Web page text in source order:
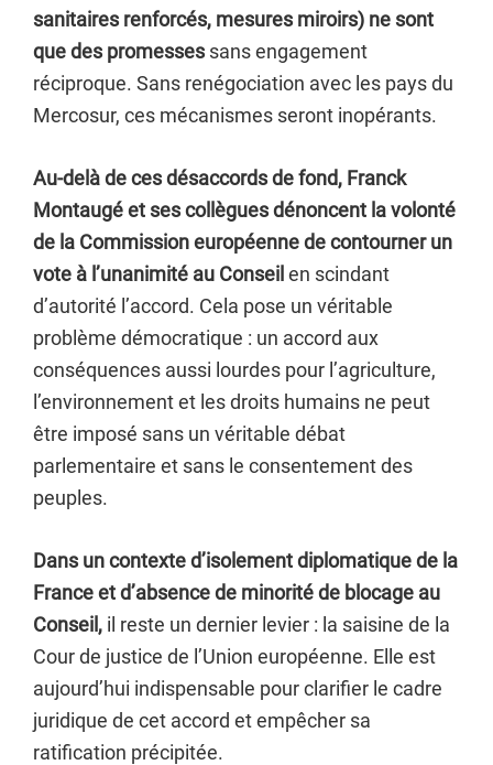
sanitaires renforcés, mesures miroirs) ne sont
que des promesses sans engagement
réciproque. Sans renégociation avec les pays du
Mercosur, ces mécanismes seront inopérants.
Au-delà de ces désaccords de fond, Franck
Montaugé et ses collègues dénoncent la volonté
de la Commission européenne de contourner un
vote à l’unanimité au Conseil en scindant
d’autorité l’accord. Cela pose un véritable
problème démocratique : un accord aux
conséquences aussi lourdes pour l’agriculture,
l’environnement et les droits humains ne peut
être imposé sans un véritable débat
parlementaire et sans le consentement des
peuples.
Dans un contexte d’isolement diplomatique de la
France et d’absence de minorité de blocage au
Conseil, il reste un dernier levier : la saisine de la
Cour de justice de l’Union européenne. Elle est
aujourd’hui indispensable pour clarifier le cadre
juridique de cet accord et empêcher sa
ratification précipitée.